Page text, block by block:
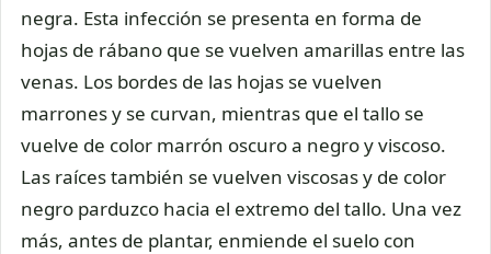
negra. Esta infección se presenta en forma de
hojas de rábano que se vuelven amarillas entre las
venas. Los bordes de las hojas se vuelven
marrones y se curvan, mientras que el tallo se
vuelve de color marrón oscuro a negro y viscoso.
Las raíces también se vuelven viscosas y de color
negro parduzco hacia el extremo del tallo. Una vez
más, antes de plantar, enmiende el suelo con